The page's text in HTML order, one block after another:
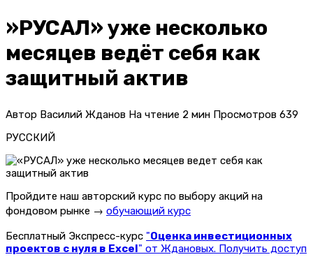
»РУСАЛ» уже несколько
месяцев ведёт себя как
защитный актив
Автор Василий Жданов На чтение 2 мин Просмотров 639
РУССКИЙ
Пройдите наш авторский курс по выбору акций на
фондовом рынке → обучающий курс
Бесплатный Экспресс-курс "Оценка инвестиционных
проектов с нуля в Excel" от Ждановых. Получить доступ